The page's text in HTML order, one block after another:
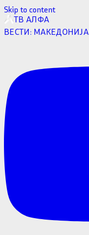
Skip to content
ТВ АЛФА
ВЕСТИ: МАКЕДОНИЈА